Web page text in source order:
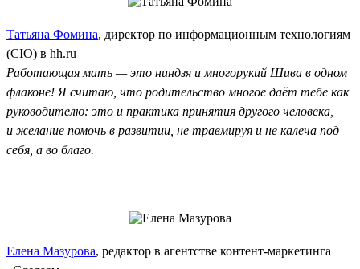
Татьяна Фомина, директор по информационным технологиям
(CIO) в hh.ru
Работающая мать — это ниндзя и многорукий Шива в одном
флаконе! Я считаю, что родительство многое даёт тебе как
руководителю: это и практика принятия другого человека,
и желание помочь в развитии, не травмируя и не калеча под
себя, а во благо.
Елена Мазурова, редактор в агентстве контент-маркетинга